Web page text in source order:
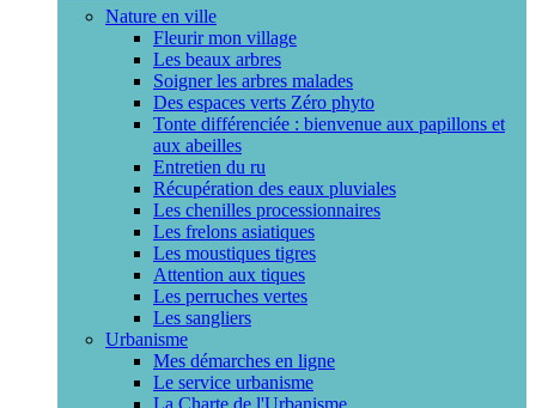
Nature en ville
Fleurir mon village
Les beaux arbres
Soigner les arbres malades
Des espaces verts Zéro phyto
Tonte différenciée : bienvenue aux papillons et
aux abeilles
Entretien du ru
Récupération des eaux pluviales
Les chenilles processionnaires
Les frelons asiatiques
Les moustiques tigres
Attention aux tiques
Les perruches vertes
Les sangliers
Urbanisme
Mes démarches en ligne
Le service urbanisme
La Charte de l'Urbanisme